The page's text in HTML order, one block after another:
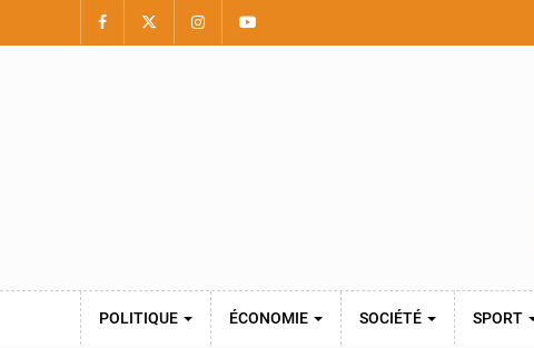
POLITIQUE ÉCONOMIE SOCIÉTÉ SPORT